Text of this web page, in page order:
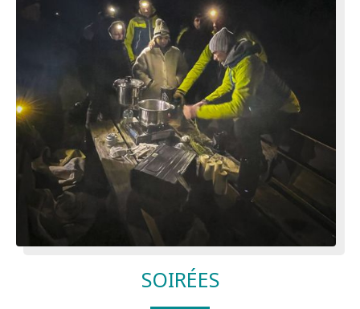
SOIRÉES